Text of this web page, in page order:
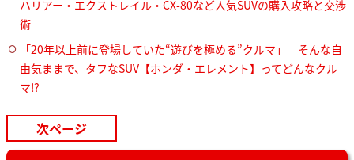
ハリアー・エクストレイル・CX-80など人気SUVの購入攻略と交渉
術
「20年以上前に登場していた“遊びを極める”クルマ」 そんな自
由気ままで、タフなSUV【ホンダ・エレメント】ってどんなクル
マ⁉︎
次ページ